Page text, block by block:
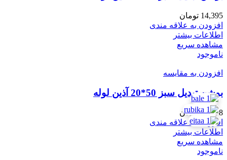
14,395 تومان
افزودن به علاقه مندی
اطلاعات بیشتر
مشاهده سریع
ناموجود
افزودن به مقایسه
بوشن تبدیل سبز 50*20 آذین لوله
13,378 تومان
افزودن به علاقه مندی
اطلاعات بیشتر
مشاهده سریع
ناموجود